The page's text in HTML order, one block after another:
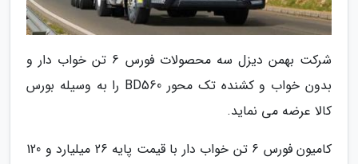
شرکت بهمن دیزل سه محصولات فورس 6 تن خواب دار و
بدون خواب و کشنده تک محور BD560 را به وسیله بورس
کالا عرضه می نماید.
کامیون فورس 6 تن خواب دار با قیمت پایه 26 میلیارد و 120